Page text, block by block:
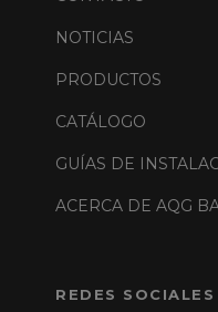
NOTICIAS
PRODUCTOS
CATÁLOGO
GUÍAS DE
ACERCA DE AQG
REDES SOCIALES